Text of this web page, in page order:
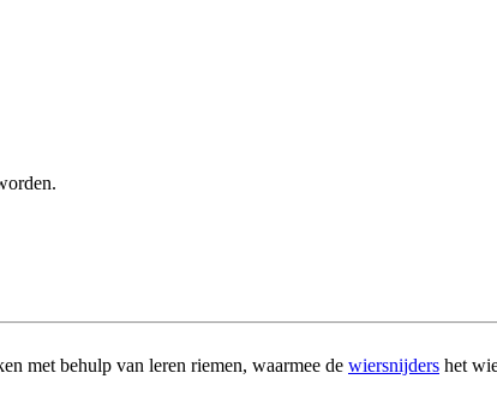
met behulp van leren riemen, waarmee de wiersnijders het